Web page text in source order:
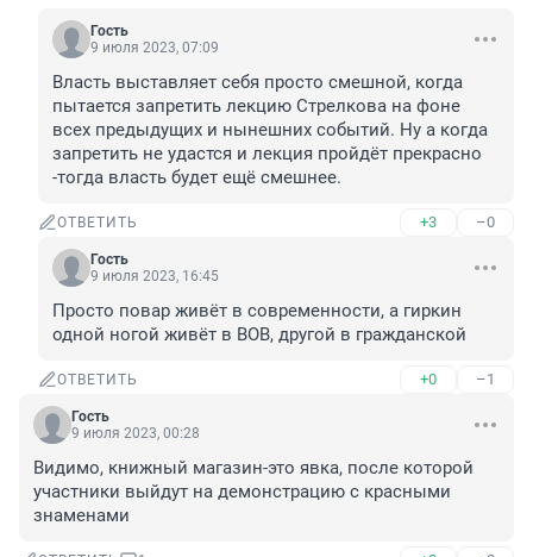
Гость
9 июля 2023, 07:09
Власть выставляет себя просто смешной, когда
пытается запретить лекцию Стрелкова на фоне
всех предыдущих и нынешних событий. Ну а когда
запретить не удастся и лекция пройдёт прекрасно
-тогда власть будет ещё смешнее.
ОТВЕТИТЬ +3 –0
Гость
9 июля 2023, 16:45
Просто повар живёт в современности, а гиркин
одной ногой живёт в ВОВ, другой в гражданской
ОТВЕТИТЬ +0 –1
Гость
9 июля 2023, 00:28
Видимо, книжный магазин-это явка, после которой
участники выйдут на демонстрацию с красными
знаменами